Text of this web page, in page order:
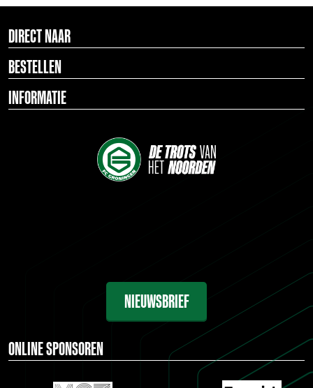
DIRECT NAAR
BESTELLEN
INFORMATIE
NIEUWSBRIEF
ONLINE SPONSOREN